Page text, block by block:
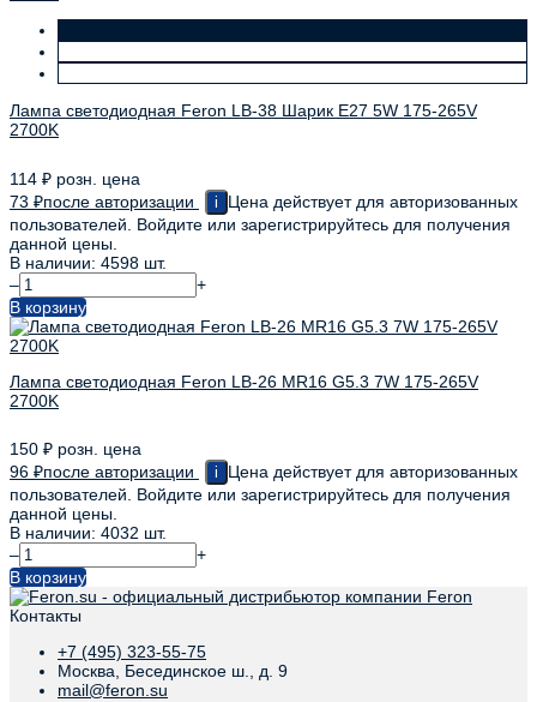
Лампа светодиодная Feron LB-38 Шарик E27 5W 175-265V
2700K
114 ₽ розн. цена
73 ₽после авторизации i
Цена действует для авторизованных
пользователей. Войдите или зарегистрируйтесь для получения
данной цены.
В наличии: 4598 шт.
–
+
В корзину
Лампа светодиодная Feron LB-26 MR16 G5.3 7W 175-265V
2700K
150 ₽ розн. цена
96 ₽после авторизации i
Цена действует для авторизованных
пользователей. Войдите или зарегистрируйтесь для получения
данной цены.
В наличии: 4032 шт.
–
+
В корзину
Контакты
+7 (495) 323-55-75
Москва, Бесединское ш., д. 9
mail@feron.su